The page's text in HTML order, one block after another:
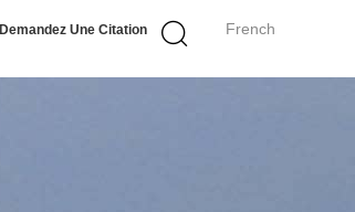
French
Demandez Une Citation